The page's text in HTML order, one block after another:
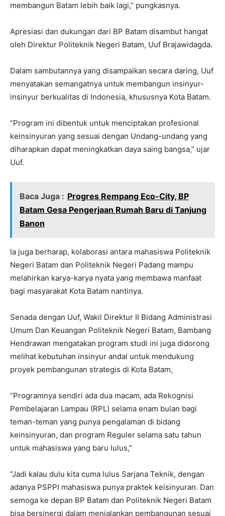
membangun Batam lebih baik lagi,” pungkasnya.
Apresiasi dan dukungan dari BP Batam disambut hangat
oleh Direktur Politeknik Negeri Batam, Uuf Brajawidagda.
Dalam sambutannya yang disampaikan secara daring, Uuf
menyatakan semangatnya untuk membangun insinyur-
insinyur berkualitas di Indonesia, khususnya Kota Batam.
“Program ini dibentuk untuk menciptakan profesional
keinsinyuran yang sesuai dengan Undang-undang yang
diharapkan dapat meningkatkan daya saing bangsa,” ujar
Uuf.
Baca Juga : Progres Rempang Eco-City, BP
Batam Gesa Pengerjaan Rumah Baru di Tanjung
Banon
Ia juga berharap, kolaborasi antara mahasiswa Politeknik
Negeri Batam dan Politeknik Negeri Padang mampu
melahirkan karya-karya nyata yang membawa manfaat
bagi masyarakat Kota Batam nantinya.
Senada dengan Uuf, Wakil Direktur II Bidang Administrasi
Umum Dan Keuangan Politeknik Negeri Batam, Bambang
Hendrawan mengatakan program studi ini juga didorong
melihat kebutuhan insinyur andal untuk mendukung
proyek pembangunan strategis di Kota Batam,
“Programnya sendiri ada dua macam, ada Rekognisi
Pembelajaran Lampau (RPL) selama enam bulan bagi
teman-teman yang punya pengalaman di bidang
keinsinyuran, dan program Reguler selama satu tahun
untuk mahasiswa yang baru lulus,”
“Jadi kalau dulu kita cuma lulus Sarjana Teknik, dengan
adanya PSPPI mahasiswa punya praktek keisinyuran. Dan
semoga ke depan BP Batam dan Politeknik Negeri Batam
bisa bersinergi dalam menjalankan pembangunan sesuai